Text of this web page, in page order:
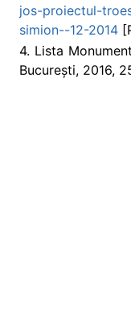
jos-proiectul-
simion--12-2014
4. Lista
București, 2016,